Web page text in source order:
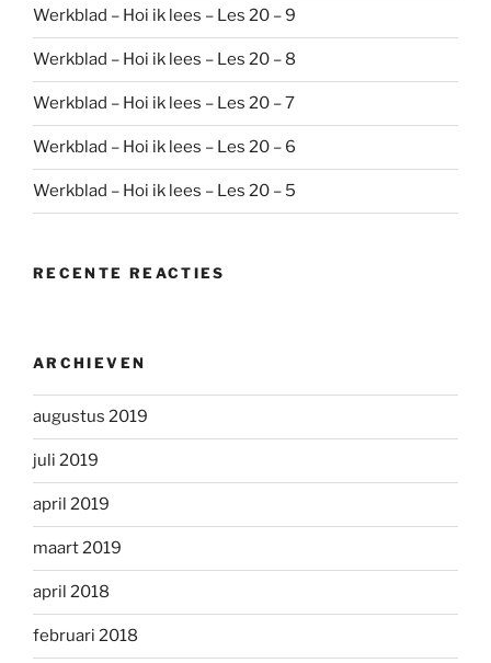
Werkblad – Hoi ik lees – Les 20 – 9
Werkblad – Hoi ik lees – Les 20 – 8
Werkblad – Hoi ik lees – Les 20 – 7
Werkblad – Hoi ik lees – Les 20 – 6
Werkblad – Hoi ik lees – Les 20 – 5
RECENTE REACTIES
ARCHIEVEN
augustus 2019
juli 2019
april 2019
maart 2019
april 2018
februari 2018